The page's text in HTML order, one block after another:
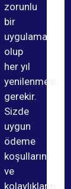
zorunlu
bir
uygulama
olup
her yıl
yenilenmesi
gerekir.
Sizde
uygun
ödeme
koşullarını
ve
kolaylıklarından